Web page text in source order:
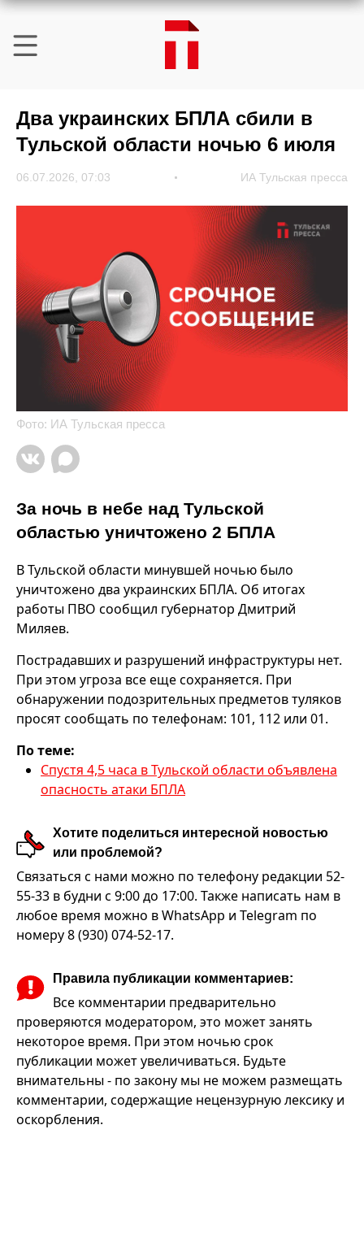
Два украинских БПЛА сбили в
Тульской области ночью 6 июля
06.07.2026, 07:03 ИА Тульская пресса
Фото: ИА Тульская пресса
За ночь в небе над Тульской
областью уничтожено 2 БПЛА
В Тульской области минувшей ночью было
уничтожено два украинских БПЛА. Об итогах
работы ПВО сообщил губернатор Дмитрий
Миляев.
Пострадавших и разрушений инфраструктуры нет.
При этом угроза все еще сохраняется. При
обнаружении подозрительных предметов туляков
просят сообщать по телефонам: 101, 112 или 01.
По теме:
Спустя 4,5 часа в Тульской области объявлена
опасность атаки БПЛА
Хотите поделиться интересной новостью
или проблемой?
Связаться с нами можно по телефону редакции 52-
55-33 в будни с 9:00 до 17:00. Также написать нам в
любое время можно в WhatsApp и Telegram по
номеру 8 (930) 074-52-17.
Правила публикации комментариев:
Все комментарии предварительно
проверяются модератором, это может занять
некоторое время. При этом ночью срок
публикации может увеличиваться. Будьте
внимательны - по закону мы не можем размещать
комментарии, содержащие нецензурную лексику и
оскорбления.